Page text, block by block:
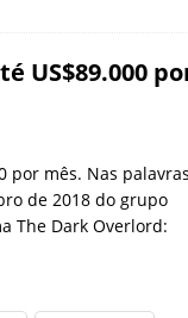
US$89.000
por mês. Nas palavras
de 2018 do grupo
The Dark Overlord: